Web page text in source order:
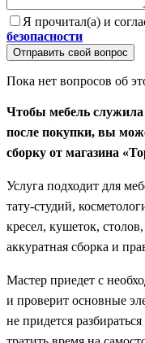
Я прочитал(а) и
безопасности
Отправить свой вопрос
Пока нет вопросов об
Чтобы мебель служила
после покупки, вы
сборку от магазина
Услуга подходит для
тату-студий,
кресел, кушеток,
аккуратная сборка и
Мастер приедет с
и проверит основные
не придется